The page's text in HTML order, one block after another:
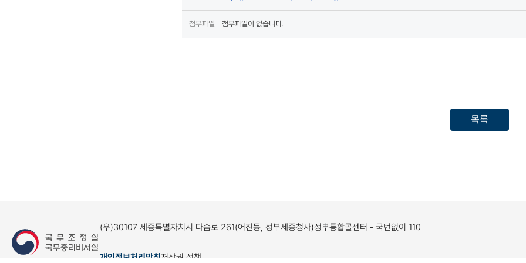
첨부파일 첨부파일이 없습니다.
목록
(우)30107 세종특별자치시 다솜로 261(어진동, 정부세종청사)정부통합콜센터 - 국번없이 110
개인정보처리방침저작권 정책